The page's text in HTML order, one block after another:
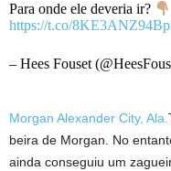
Para onde ele deveria ir?
https://t.co/8KE3ANZ94B
– Hees Fouset
Morgan Alexander City, Ala.
beira de Morgan. No
ainda conseguiu um